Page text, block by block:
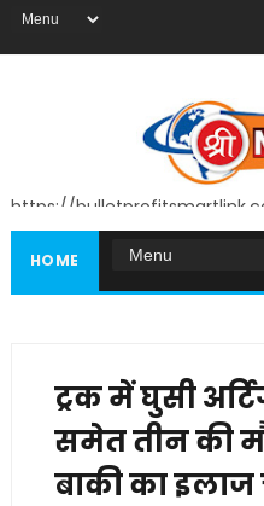
https://
HOME
ट्रक में घुसी
समेत तीन की
बाकी का इलाज